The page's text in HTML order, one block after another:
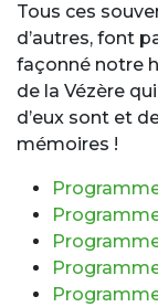
Tous ces
d’autres, font
façonné notre
de la Vézère
d’eux sont et
mémoires !